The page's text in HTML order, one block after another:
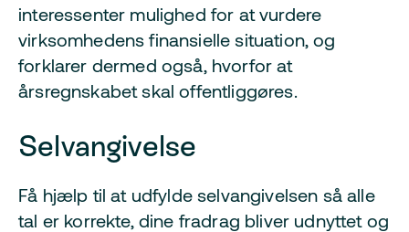
interessenter mulighed for at vurdere
virksomhedens finansielle situation, og
forklarer dermed også, hvorfor at
årsregnskabet skal offentliggøres.
Selvangivelse
Få hjælp til at udfylde selvangivelsen så alle
tal er korrekte, dine fradrag bliver udnyttet og